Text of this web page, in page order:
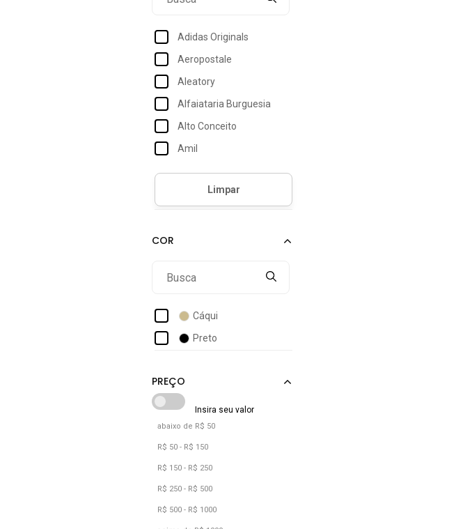
Adidas Originals
Aeropostale
Aleatory
Alfaiataria Burguesia
Alto Conceito
Amil
Approve
Aramis
Betel
Calvin Klein
Calvin Klein Jeans
Cáqui
Preto
abaixo de R$ 50
R$ 50 - R$ 150
R$ 150 - R$ 250
R$ 250 - R$ 500
R$ 500 - R$ 1000